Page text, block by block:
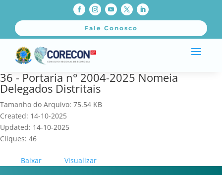
Fale Conosco
36 - Portaria n° 2004-2025 Nomeia
Delegados Distritais
Tamanho do Arquivo: 75.54 KB
Created: 14-10-2025
Updated: 14-10-2025
Cliques: 46
Baixar Visualizar